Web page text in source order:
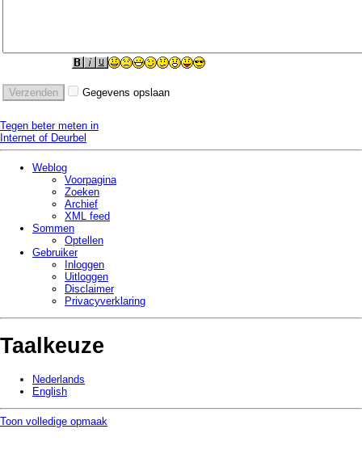
Gegevens opslaan
Tegen beter meten in
Internet of Deurbel
Weblog
Voorpagina
Zoeken
Archief
XML feed
Sommen
Optellen
Gebruiker
Inloggen
Uitloggen
Disclaimer
Privacy­verklaring
Taalkeuze
Nederlands
English
Toon volledige opmaak